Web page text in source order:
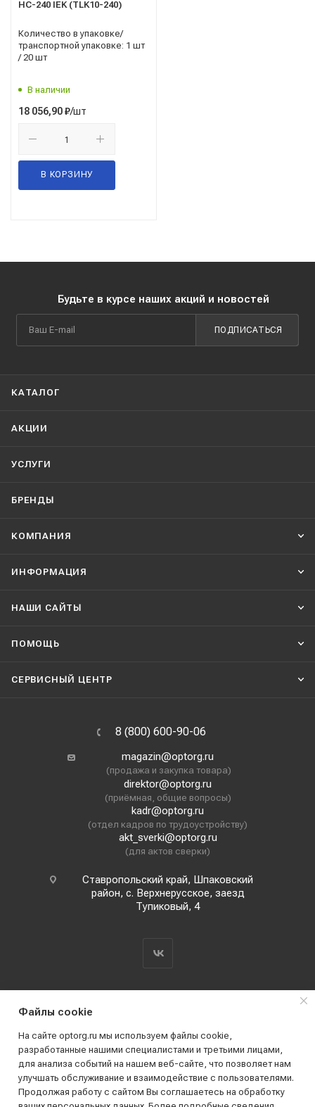
НС-240 IEK (TLK10-240)
Количество в упаковке/
транспортной упаковке: 1 шт
/ 20 шт
В наличии
18 056,90₽/шт
В КОРЗИНУ
Будьте в курсе наших акций и новостей
ПОДПИСАТЬСЯ
КАТАЛОГ
АКЦИИ
УСЛУГИ
БРЕНДЫ
КОМПАНИЯ
ИНФОРМАЦИЯ
НАШИ CАЙТЫ
ПОМОЩЬ
СЕРВИСНЫЙ ЦЕНТР
8 (800) 600-90-06
magazin@optorg.ru
(продажа и закупка товара)
direktor@optorg.ru
(приёмная, общие вопросы)
kadr@optorg.ru
(отдел кадров по трудоустройству)
akt_sverki@optorg.ru
(для актов сверки)
Ставропольский край, Шпаковский
район, с. Верхнерусское, заезд
Тупиковый, 4
2019 - 2026 © АО КПК "Ставропольстройопторг"
Все права защищены
Файлы cookie
На сайте optorg.ru мы используем файлы cookie,
разработанные нашими специалистами и третьими лицами,
для анализа событий на нашем веб-сайте, что позволяет нам
улучшать обслуживание и взаимодействие с пользователями.
Продолжая работу с сайтом Вы соглашаетесь на обработку